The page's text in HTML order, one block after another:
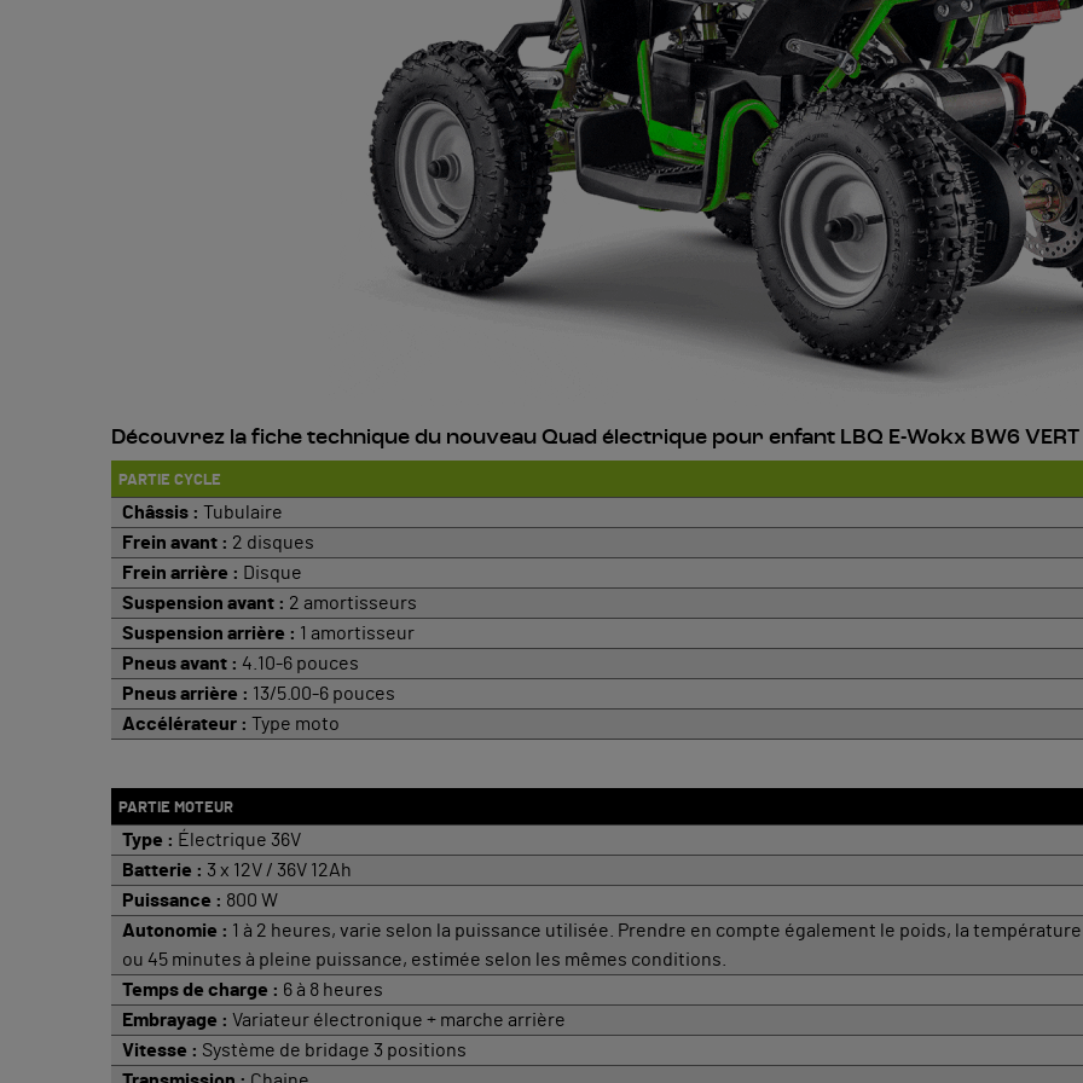
Découvrez la fiche technique du nouveau Quad électrique pour enfant LBQ E-Wokx BW6 VERT
PARTIE CYCLE
Châssis : Tubulaire
Frein avant : 2 disques
Frein arrière : Disque
Suspension avant : 2 amortisseurs
Suspension arrière : 1 amortisseur
Pneus avant : 4.10-6 pouces
Pneus arrière : 13/5.00-6 pouces
Accélérateur : Type moto
PARTIE MOTEUR
Type : Électrique 36V
Batterie : 3 x 12V / 36V 12Ah
Puissance : 800 W
Autonomie : 1 à 2 heures, varie selon la puissance utilisée. Prendre en compte également le poids, la
ou 45 minutes à pleine puissance, estimée selon les mêmes conditions.
Temps de charge : 6 à 8 heures
Embrayage : Variateur électronique + marche arrière
Vitesse : Système de bridage 3 positions